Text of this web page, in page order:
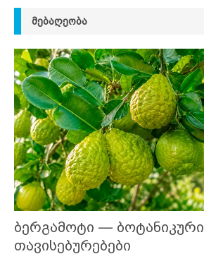
ᲛᲔᲑᲐᲦᲔᲝᲑᲐ
ბერგამოტი — ბოტანიკური
თავისებურებები